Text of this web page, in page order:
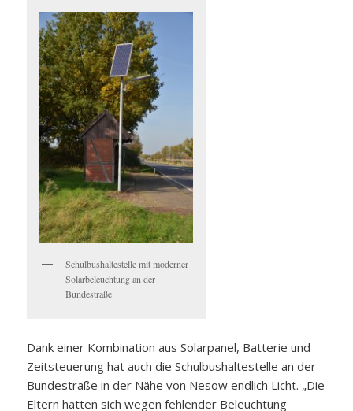
Schulbushaltestelle mit moderner
Solarbeleuchtung an der
Bundestraße
Dank einer Kombination aus Solarpanel, Batterie und
Zeitsteuerung hat auch die Schulbushaltestelle an der
Bundestraße in der Nähe von Nesow endlich Licht. „Die
Eltern hatten sich wegen fehlender Beleuchtung